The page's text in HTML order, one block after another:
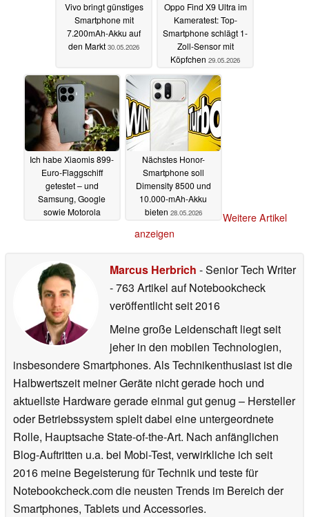
Vivo bringt günstiges
Smartphone mit
7.200mAh-Akku auf
den Markt 30.05.2026
Oppo Find X9 Ultra im
Kameratest: Top-
Smartphone schlägt 1-
Zoll-Sensor mit
Köpfchen 29.05.2026
Ich habe Xiaomis 899-
Euro-Flaggschiff
getestet – und
Samsung, Google
sowie Motorola
Nächstes Honor-
Smartphone soll
Dimensity 8500 und
10.000-mAh-Akku
bieten 28.05.2026
Weitere Artikel
anzeigen
Marcus Herbrich - Senior Tech Writer
- 763 Artikel auf Notebookcheck
veröffentlichtseit 2016
Meine große Leidenschaft liegt seit
jeher in den mobilen Technologien,
insbesondere Smartphones. Als Technikenthusiast ist die
Halbwertszeit meiner Geräte nicht gerade hoch und
aktuellste Hardware gerade einmal gut genug – Hersteller
oder Betriebssystem spielt dabei eine untergeordnete
Rolle, Hauptsache State-of-the-Art. Nach anfänglichen
Blog-Auftritten u.a. bei Mobi-Test, verwirkliche ich seit
2016 meine Begeisterung für Technik und teste für
Notebookcheck.com die neusten Trends im Bereich der
Smartphones, Tablets und Accessories.